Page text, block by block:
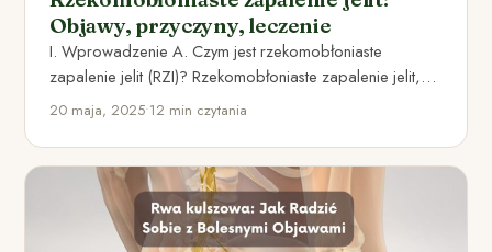
Objawy, przyczyny, leczenie
I. Wprowadzenie A. Czym jest rzekomobłoniaste
zapalenie jelit (RZI)? Rzekomobłoniaste zapalenie jelit,
znane także jako zespół jelita drażliwego…
20 maja, 2025•12 min czytania